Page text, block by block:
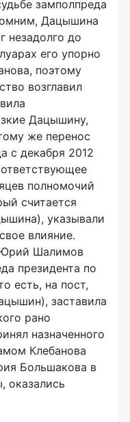
замполпреда
Дацышина
незадолго до
его упорно
поэтому
возглавил
Дацышину,
же перенос
с декабря 2012
полномочий
считается
указывали
влияние.
Юрий Шалимов
президента по
есть, на пост,
заставила
рано
назначенного
Клебанова
Большакова в
оказались